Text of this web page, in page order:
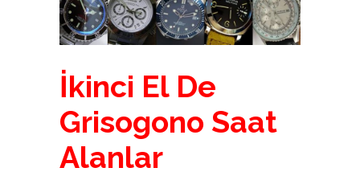
İkinci El De
Grisogono Saat
Alanlar